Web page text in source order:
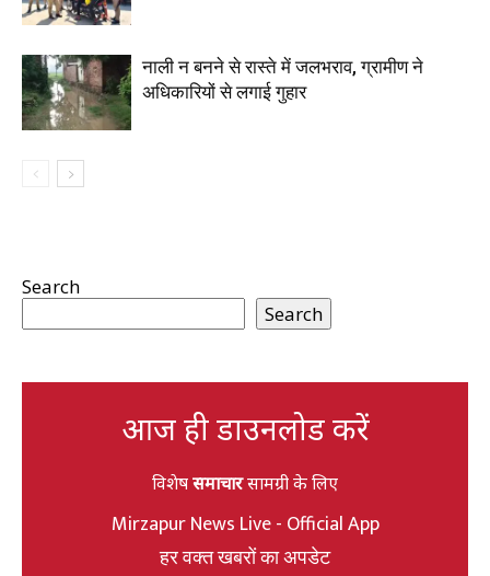
नाली न बनने से रास्ते में जलभराव, ग्रामीण ने
अधिकारियों से लगाई गुहार
Search
Search
आज ही डाउनलोड करें
विशेषसमाचारसामग्री के लिए
Mirzapur News Live - Official App
हर वक्त खबरों का अपडेट